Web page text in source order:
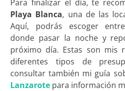
Para finalizar el día, te
Playa Blanca, una de las
Aquí, podrás escoger
donde pasar la noche y
próximo día. Estas son mis
diferentes tipos de
consultar también mi guía
Lanzarotepara información